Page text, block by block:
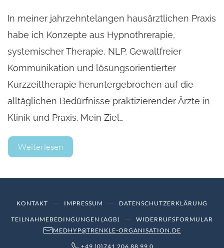
In meiner jahrzehntelangen hausärztlichen Praxis
habe ich Konzepte aus Hypnothrerapie,
systemischer Therapie, NLP, Gewaltfreier
Kommunikation und lösungsorientierter
Kurzzeittherapie heruntergebrochen auf die
alltäglichen Bedürfnisse praktizierender Ärzte in
Klinik und Praxis. Mein Ziel…
Weiterlesen
KONTAKT IMPRESSUM DATENSCHUTZERKLÄRUNG
TEILNAHMEBEDINGUNGEN (AGB)
WIDERRUFSFORMULAR
MEDHYP@TRENKLE-ORGANISATION.DE
+49 (0)741 206 88 99 0